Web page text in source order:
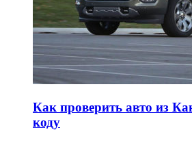
Как проверить авто из
коду